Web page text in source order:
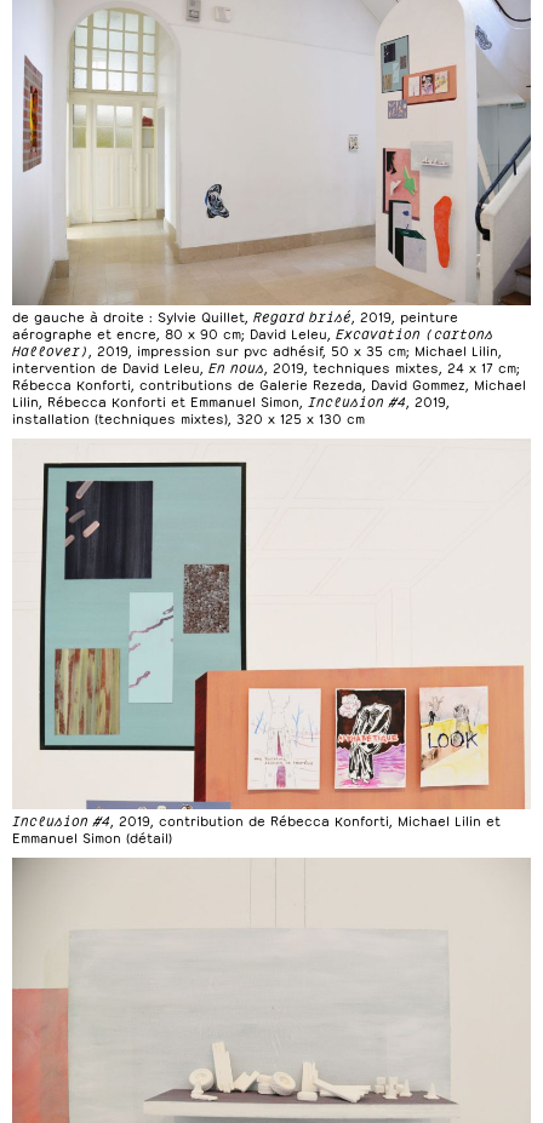
de gauche à droite : Sylvie Quillet, Regard brisé , 2019, peinture
aérographe et encre, 80 x 90 cm; David Leleu, Excavation (cartons
Hallover)
, 2019, impression sur pvc adhésif, 50 x 35 cm; Michael Lilin,
intervention de David Leleu, En nous , 2019, techniques mixtes, 24 x 17 cm;
Rébecca Konforti, contributions de Galerie Rezeda, David Gommez, Michael
Lilin, Rébecca Konforti et Emmanuel Simon,
Inclusion #4 , 2019,
installation (techniques mixtes), 320 x 125 x 130 cm
Inclusion #4 , 2019, contribution de Rébecca Konforti, Michael Lilin et
Emmanuel Simon (détail)